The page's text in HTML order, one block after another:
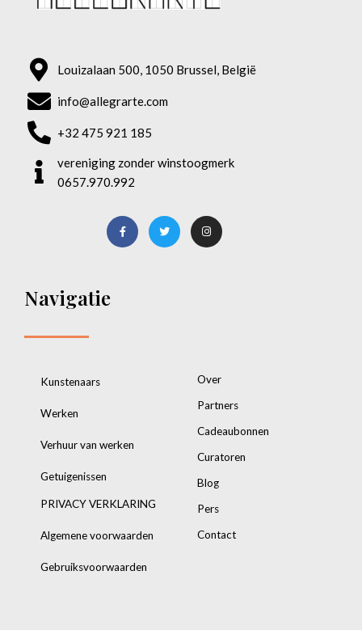
Louizalaan 500, 1050 Brussel, België
info@allegrarte.com
+32 475 921 185
vereniging zonder winstoogmerk
0657.970.992
Navigatie
Kunstenaars
Werken
Verhuur van werken
Getuigenissen
PRIVACY VERKLARING
Algemene voorwaarden
Gebruiksvoorwaarden
Over
Partners
Cadeaubonnen
Curatoren
Blog
Pers
Contact